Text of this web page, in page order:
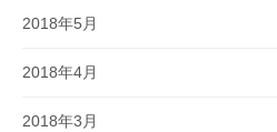
2018年5月
2018年4月
2018年3月